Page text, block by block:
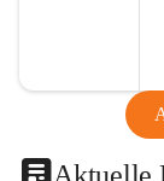
Aktuelle